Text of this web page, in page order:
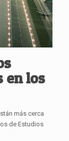
en los
más cerca
de Estudios